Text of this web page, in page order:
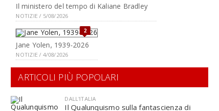
Il ministero del tempo di Kaliane Bradley
NOTIZIE / 5/08/2026
2
Jane Yolen, 1939-2026
NOTIZIE / 4/08/2026
ARTICOLI PIÙ POPOLARI
DALL'ITALIA
Il Qualunquismo sulla fantascienza di